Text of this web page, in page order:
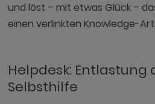
und löst – mit etwas Glück –
einen verlinkten Knowledge-
Helpdesk: Entlastung
Selbsthilfe